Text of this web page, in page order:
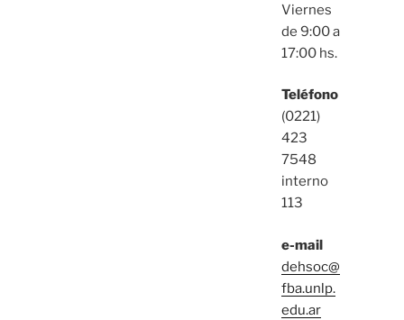
Viernes
de 9:00 a
17:00 hs.
Teléfono
(0221)
423
7548
interno
113
e-mail
dehsoc@
fba.unlp.
edu.ar